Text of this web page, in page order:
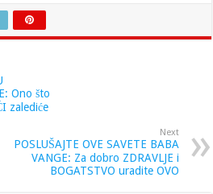
Ono što
zalediće
Next
POSLUŠAJTE OVE SAVETE BABA
VANGE: Za dobro ZDRAVLJE i
BOGATSTVO uradite OVO